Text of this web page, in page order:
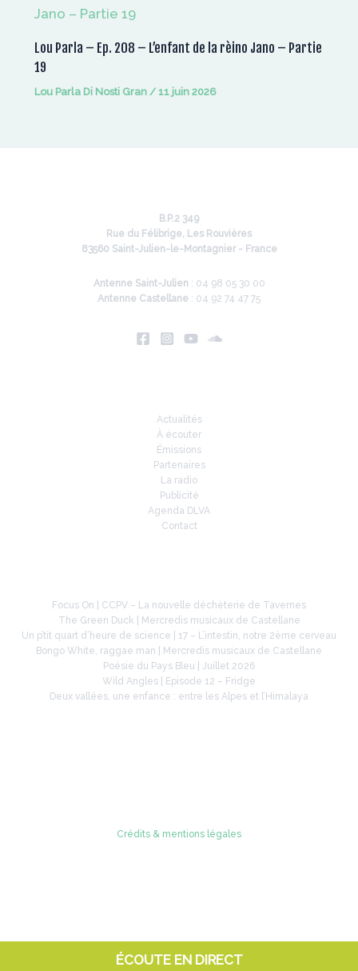
ÉCOUTE EN DIRECT
Lou Parla – Ep. 208 – L’enfant de la rèino Jano – Partie
19
Lou Parla Di Nosti Gran/11 juin 2026
B.P.2 349
Rue du Félibrige, Les Rouvières
83560 Saint-Julien-le-Montagnier - France
Antenne Saint-Julien : 04 98 05 30 00
Antenne Castellane : 04 92 74 47 75
Actualités
À écouter
Émissions
Partenaires
La radio
Publicité
Agenda DLVA
Contact
Focus On | CCPV – La nouvelle déchèterie de Tavernes
The Green Duck | Mercredis musicaux de Castellane
Un p’tit quart d’heure de science | 17 – L’intestin, notre 2ème cerveau
Bongo White, raggae man | Mercredis musicaux de Castellane
Poésie du Pays Bleu | Juillet 2026
Wild Angles | Episode 12 – Fridge
Deux vallées, une enfance : entre les Alpes et l’Himalaya
Crédits & mentions légales